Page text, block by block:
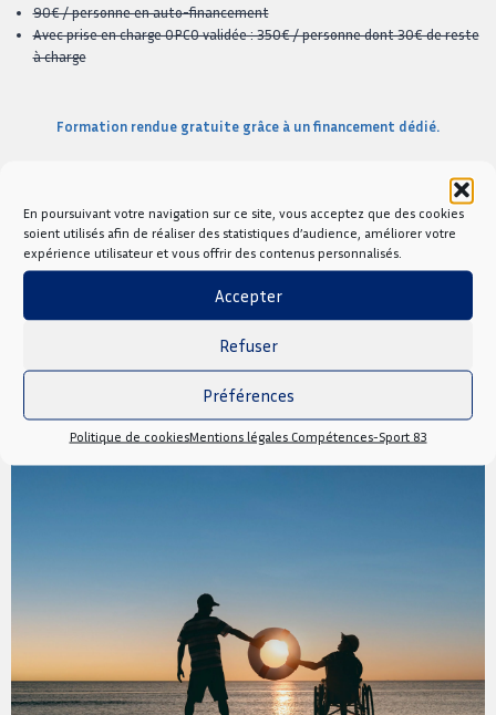
En poursuivant votre navigation sur ce site, vous acceptez que des cookies
soient utilisés afin de réaliser des statistiques d’audience, améliorer votre
expérience utilisateur et vous offrir des contenus personnalisés.
Accepter
Refuser
Préférences
Politique de cookiesMentions légales Compétences-Sport 83
90€ / personne en auto-financement
Avec prise en charge OPCO validée : 350€ / personne dont 30€ de reste
à charge
Formation rendue gratuite grâce à un financement dédié.
Prochaines dates
Aucun événement trouvé !
Nous contacter